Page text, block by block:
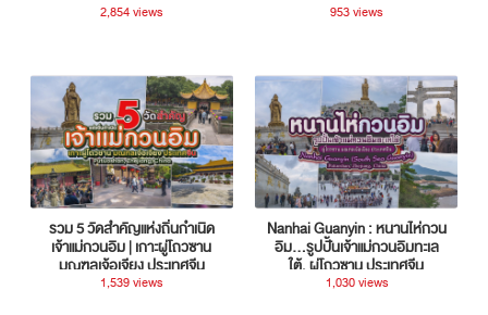
2,854 views 953 views
รวม 5 วัดสำคัญแห่งถิ่นกำเนิด
เจ้าแม่กวนอิม | เกาะผู่โถวซาน
มณฑลเจ้อเจียง ประเทศจีน
1,539 views
Nanhai Guanyin : หนานไห่กวน
อิม...รูปปั้นเจ้าแม่กวนอิมทะเล
ใต้, ผู่โถวซาน ประเทศจีน
1,030 views